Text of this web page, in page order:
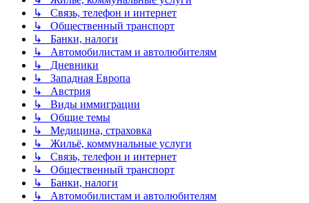
↳ Связь, телефон и интернет
↳ Общественный транспорт
↳ Банки, налоги
↳ Автомобилистам и автолюбителям
↳ Дневники
↳ Западная Европа
↳ Австрия
↳ Виды иммиграции
↳ Общие темы
↳ Медицина, страховка
↳ Жильё, коммунальные услуги
↳ Связь, телефон и интернет
↳ Общественный транспорт
↳ Банки, налоги
↳ Автомобилистам и автолюбителям